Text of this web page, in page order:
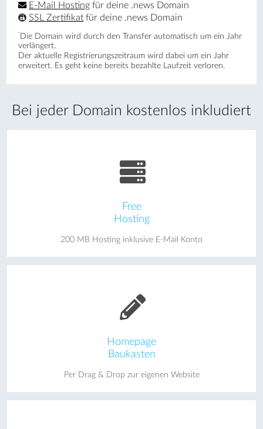
Bei jeder Domain kostenlos inkludiert
Free
Hosting
200 MB Hosting inklusive E-Mail Konto
Homepage
Baukasten
Per Drag & Drop zur eigenen Website
E-Mail Hosting für deine .news Domain
SSL Zertifikat für deine .news Domain
* Die Domain wird durch den Transfer automatisch um ein Jahr
verlängert.
Der aktuelle Registrierungs­zeitraum wird dabei um ein Jahr
erweitert. Es geht keine bereits bezahlte Laufzeit verloren.